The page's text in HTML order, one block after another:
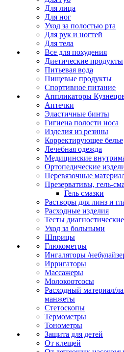
Для лица
Для ног
Уход за полостью рта
Для рук и ногтей
Для тела
Все для похудения
Диетические продукты
Питьевая вода
Пищевые продукты
Спортивное питание
Аппликаторы
Аптечки
Эластичные бинты
Гигиена полости носа
Изделия из резины
Корректирующее белье
Лечебная одежда
Медицинские
Ортопедические
Перевязочные
Презервативы, гель-
Гель смазки
Растворы для линз и
Расходные изделия
Тесты диагностические
Уход за больными
Шприцы
Глюкометры
Ингаляторы /
Ирригаторы
Массажеры
Молокоотсосы
Расходный материал/
манжеты
Стетоскопы
Термометры
Тонометры
Защита для детей
От клещей